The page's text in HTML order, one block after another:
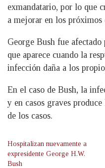
exmandatario, por lo que
a mejorar en los próximos
George Bush fue
que aparece cuando la
infección daña a los
En el caso de Bush, la
y en casos graves
de los casos.
Hospitalizan nuevamente a
expresidente George H.W.
Bush